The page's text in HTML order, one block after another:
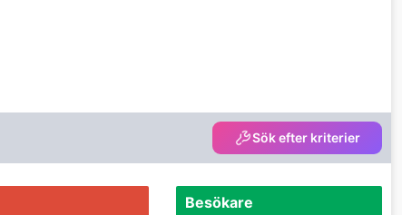
Sök efter kriterier
Besökare